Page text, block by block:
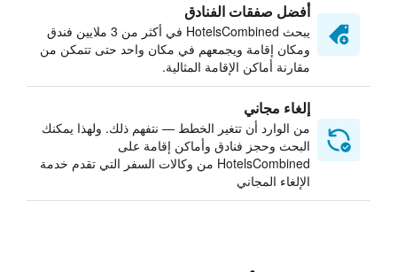
أفضل صفقات الفنادق
يبحث HotelsCombined في أكثر من 3 ملايين فندق
ومكان إقامة ويجمعهم في مكان واحد حتى تتمكن من
مقارنة أماكن الإقامة المثالية.
إلغاء مجاني
من الوارد أن تتغير الخطط — نتفهم ذلك. ولهذا يمكنك
البحث وحجز فنادق وأماكن إقامة على
HotelsCombined من وكالات السفر التي تقدم خدمة
الإلغاء المجاني